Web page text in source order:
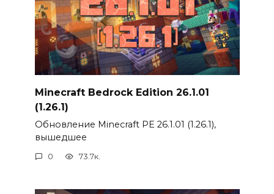
Minecraft Bedrock Edition 26.1.01
(1.26.1)
Обновление Minecraft PE 26.1.01 (1.26.1),
вышедшее
0 73.7к.